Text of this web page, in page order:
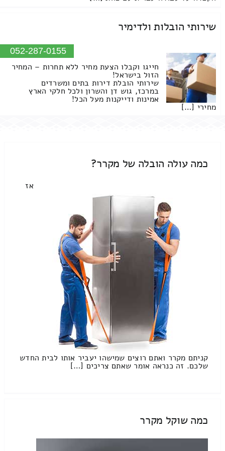
שירותי הובלות ולדימיר
052-287-0155
חייגו וקבלו הצעת מחיר ללא תחרות – המחיר
הזול בישראל!
שירותי הובלת דירות בתים ומשרדים
במרכז, גוש דן והשרון ולכל חלקי הארץ
אמינות ודייקנות מעל הכל!
מחירי […]
כמה עולה הובלה של מקרר?
אז
קניתם מקרר ואתם רוצים שמישהו יעביר אותו לבית החדש
שלכם. זה כנראה אומר שאתם צריכים […]
כמה שוקל מקרר